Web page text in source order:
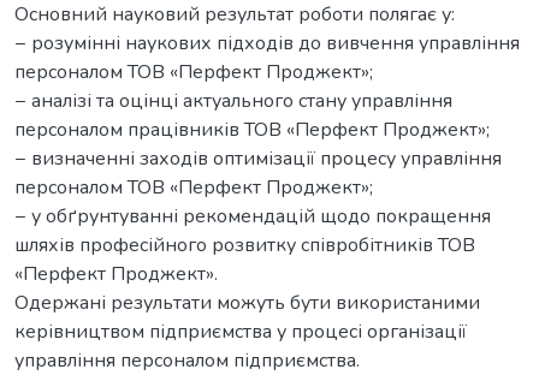
Основний науковий результат роботи полягає у:
− розумінні наукових підходів до вивчення управління
персоналом ТОВ «Перфект Проджект»;
− аналізі та оцінці актуального стану управління
персоналом працівників ТОВ «Перфект Проджект»;
− визначенні заходів оптимізації процесу управління
персоналом ТОВ «Перфект Проджект»;
− у обґрунтуванні рекомендацій щодо покращення
шляхів професійного розвитку співробітників ТОВ
«Перфект Проджект».
Одержані результати можуть бути використаними
керівництвом підприємства у процесі організації
управління персоналом підприємства.